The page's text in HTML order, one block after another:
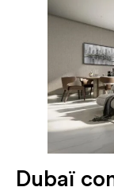
Dubaï